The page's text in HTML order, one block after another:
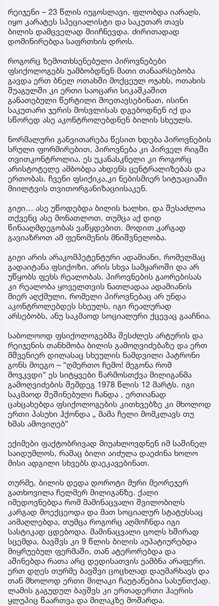
რეიჯენი – 23 წლის იუგოსლავი, ფლობდა იარაღს,
იყო კარატეს სპეციალისტი და საკუთარ თავს
ბილის დამცველად მიიჩნევდა. ძირითადად
დომინირებდა საფრთხის დროს.
როგორც ზემოთხსენებული პიროვნებები
ფსიქოლოგებს უამბობდნენ მათი თანაარსებობა
გავდა ერთ ბნელ ოთახში მოქცეულ ოჯახს, ოთახის
შუაგულში კი ერთი საოცარი სიკაშკაშით
განათებული წერტილი მოეთავსებინათ, ისინი
საკუთარი ჯერის მოსვლისას დგებოდნენ იქ და
სწორედ ასე აკონტროლებდნენ ბილის სხეულს.
ნორმალური განვითარება წესით ხდება პიროვნების
სრული ფორმირებით, პიროვნება კი პირველ რიგში
თვითკონტროლია, ეს უკანასკნელი კი როგორც
არისტოტელე ამბობდა ახდენს ცენტრალიზებას და
ერთობას. ჩვენი ფსიქიკა,კი ნებისმიერ სიტუაციაში
მიილტვის თვითორგანიზაციისაკენ.
გიჟი… ასე უწოდებდა ბილის ხალხი, და შესაძლოა
თქვენც ასე მონათლოთ, თუმცა აქ დიდ
წინააღმდეგობას ვაწყდებით. მოდით კარგად
გავიაზროთ ამ ფენომენის მნიშვნელობა.
გიჟი არის არაკომპეტენტური ადამიანი, რომელმაც
გადაიტანა ფსიქოზი, არის სხვა სამყაროში და არ
უწყობს ფეხს რეალობას. პიროვნების გაორებისას
კი რეალობა ყოველთვის ნათლადაა ადამიანის
მიერ აღქმული, რომელი პიროვნებაც არ უნდა
აკონტროლებდეს სხეულს, იგი რეალურად
არსებობს, ანუ საკმაოდ სოციალური ქცევაც გააჩნია.
საბოლოოდ ფსიქოლოგებმა შესძლეს არტურის და
რეიჯენის თანხმობა ბილის გამოღვიძებაზე და ერთ
მშვენიერ დილასაც სხეულის ნამდვილი პატრონი
გონს მოეგო – “ღმერთო ჩემო! მეგონა რომ
მოვკვდი“ ეს სიტყვები წარმოსთქვა მილიგანმა
გამოღვიძების შემდეგ 1978 წლის 12 მარტს. იგი
საკმაოდ შეშინებული ჩანდა , ერთიანად
ცახცახებდა ფსიქოლოგების კითხვებზე კი მხოლოდ
ერთი პასუხი ჰქონდა „ მამა ჩელი მომკლავს თუ
ხმას ამოვიღებ“
ექიმები ფაქტობრივად მიუახლოვდნენ იმ საშინელ
საიდუმლოს, რამაც ბილი აიძულა დაეძინა ხოლო
მისი ადგილი სხვებს დაეკავებინათ.
თურმე, ბილის დედა დოროტი მური მეორეჯერ
გათხოვილა ჩელმერ მილიგანზე. ქალი
იმედოვნებდა რომ მამინაცვალი შვილობილს
კარგად მოექცეოდა და მათ სოციალურ სტატუსსაც
აიმაღლებდა, თუმცა როგორც აღმოჩნდა იგი
სასტიკად ცდებოდა. მამინაცვალი ცოლს ხშირად
სცემდა, ბავშვს კი 9 წლის ბილის აუპატიურებდა
მიყრუებულ ფერმაში, თან ატერორებდა და
აშინებდა რათა არც დედისათვის ეამბნა არაფერი.
ერთ დღეს თურმე ბავშვი ცოცხლად დაუმარხავს და
თან მხოლოდ ერთი მილაკი ჩაუტანებია სასუნთქად.
ლამის გაგუდულ ბავშვს კი ერთადერთი ჰაერის
ყლუპიც წაართვა და მილაკზე მოშარდა.